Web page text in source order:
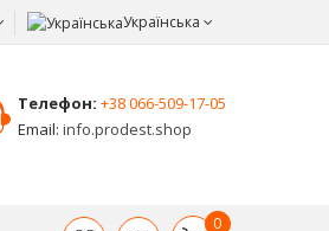
Українська
Телефон: +38 066-509-17-05
Email: info.prodest.shop
0